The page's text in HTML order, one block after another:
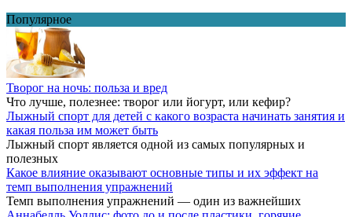
Популярное
Творог на ночь: польза и вред
Что лучше, полезнее: творог или йогурт, или кефир?
Лыжный спорт для детей с какого возраста начинать занятия и
какая польза им может быть
Лыжный спорт является одной из самых популярных и
полезных
Какое влияние оказывают основные типы и их эффект на
темп выполнения упражнений
Темп выполнения упражнений — один из важнейших